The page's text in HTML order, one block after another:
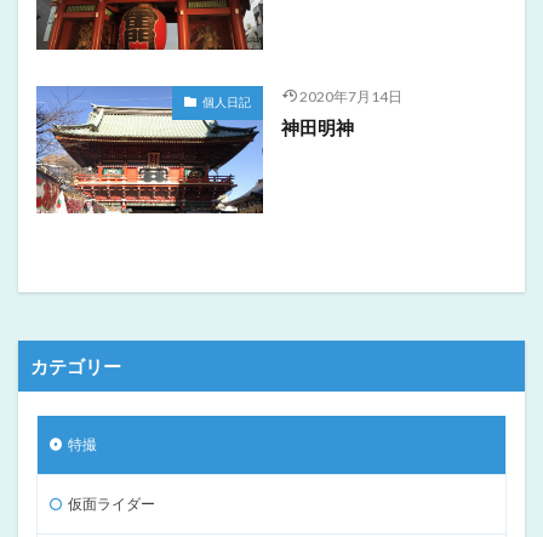
個人日記 2020年7月14日
神田明神
カテゴリー
特撮
仮面ライダー